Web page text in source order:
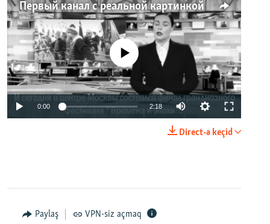
Первый канал с реальной картинкой
No media source currently available
0:00 2:18
Direct-ə keçid
Paylaş VPN-siz açmaq